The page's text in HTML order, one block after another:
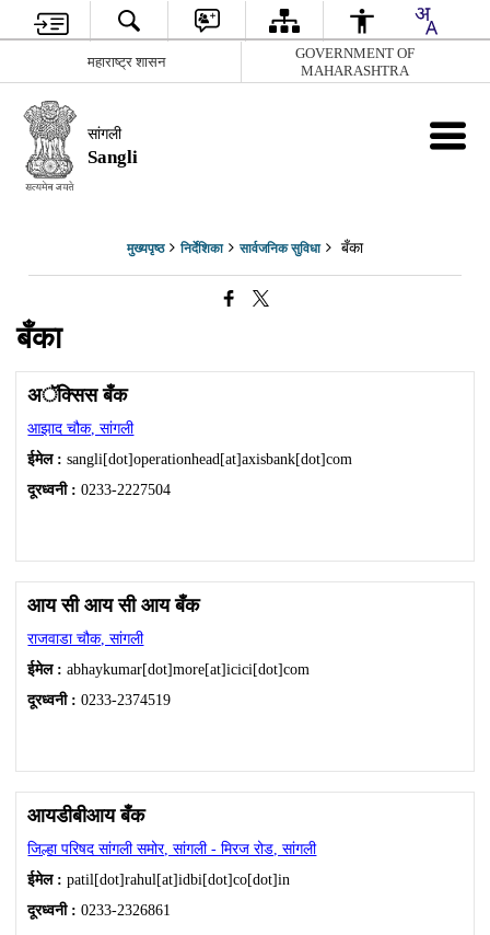
महाराष्ट्र शासन
GOVERNMENT OF
MAHARASHTRA
सांगली
Sangli
मुख्यपृष्ठ निर्देशिका सार्वजनिक सुविधा बँका
बँका
अॅक्सिस बँक
आझाद चौक, सांगली
ईमेल : sangli[dot]operationhead[at]axisbank[dot]com
दूरध्वनी : 0233-2227504
आय सी आय सी आय बँक
राजवाडा चौक, सांगली
ईमेल : abhaykumar[dot]more[at]icici[dot]com
दूरध्वनी : 0233-2374519
आयडीबीआय बँक
जिल्हा परिषद सांगली समोर, सांगली - मिरज रोड, सांगली
ईमेल : patil[dot]rahul[at]idbi[dot]co[dot]in
दूरध्वनी : 0233-2326861